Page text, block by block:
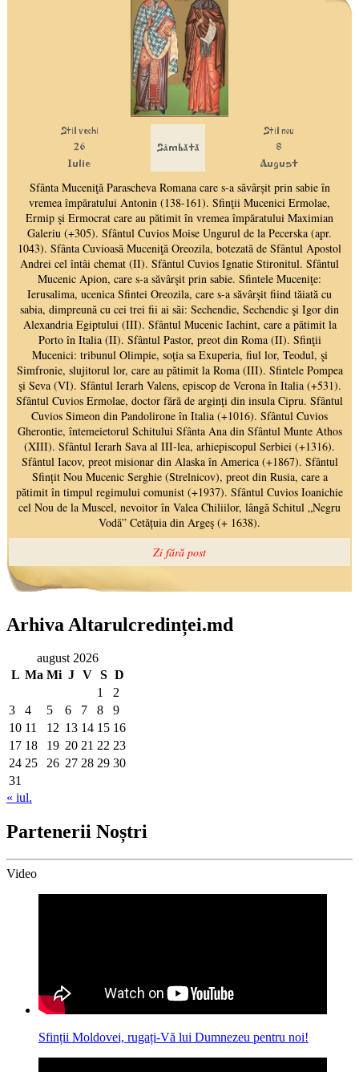
Arhiva Altarulcredinței.md
august 2026
L Ma Mi J V S D
1
2
3
4 5 6 7 8
9
10 11 12 13 14 15 16
17 18 19 20 21 22 23
24 25 26 27 28 29 30
31
« iul.
Partenerii Noștri
Video
Sfinții Moldovei, rugați-Vă lui Dumnezeu pentru noi!